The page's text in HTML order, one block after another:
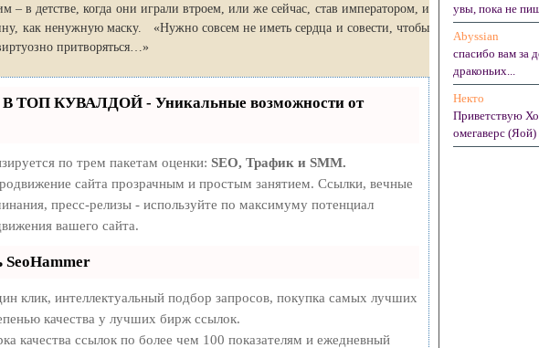
– в детстве, когда они играли втроем, или же сейчас, став императором, и
как ненужную маску. «Нужно совсем не иметь сердца и совести, чтобы
притворяться…»
В ТОП КУВАЛДОЙ - Уникальные возможности от
по трем пакетам оценки: SEO, Трафик и SMM.
сайта прозрачным и простым занятием. Ссылки, вечные
пресс-релизы - используйте по максимуму потенциал
вашего сайта.
SeoHammer
клик, интеллектуальный подбор запросов, покупка самых лучших
качества у лучших бирж ссылок.
качества ссылок по более чем 100 показателям и ежедневный
увы, пока не
Abyssian
спасибо вам за
драконьих...
Некто
Приветствую
омегаверс